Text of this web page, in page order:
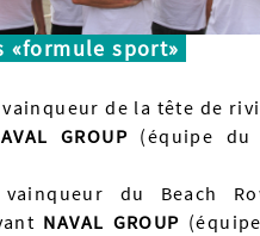
«formule sport»
de la tête de
GROUP(équipe du
vainqueur du Beach
NAVAL GROUP